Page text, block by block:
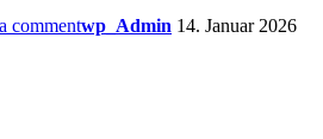
commentwp_Admin 14. Januar 2026